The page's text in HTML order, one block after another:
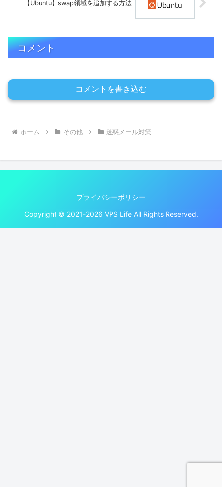
【Ubuntu】swap領域を追加する方法
コメント
コメントを書き込む
ホーム その他 迷惑メール対策
プライバシーポリシー
Copyright © 2021-2026 VPS Life All Rights Reserved.